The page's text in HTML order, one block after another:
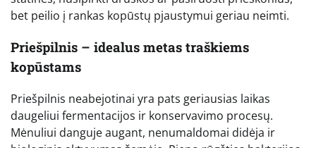
bet peilio į rankas kopūstų pjaustymui geriau neimti.
Priešpilnis – idealus metas traškiems
kopūstams
Priešpilnis neabejotinai yra pats geriausias laikas
daugeliui fermentacijos ir konservavimo procesų.
Mėnuliui danguje augant, nenumaldomai didėja ir